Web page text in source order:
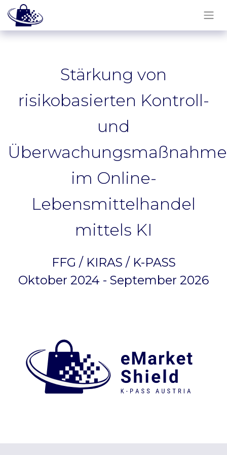
Stärkung von
risikobasierten Kontroll-
und
im Online-
Lebensmittelhandel
mittels KI
FFG / KIRAS / K-PASS
Oktober 2024 - September 2026